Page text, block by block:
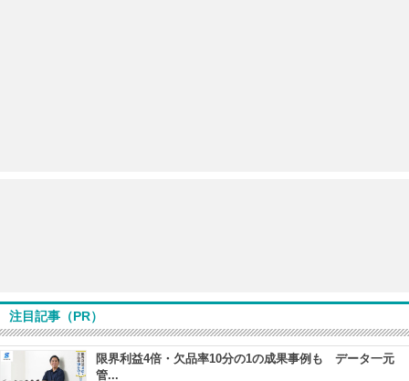
注目記事（PR）
限界利益4倍・欠品率10分の1の成果事例も データ一元
管...